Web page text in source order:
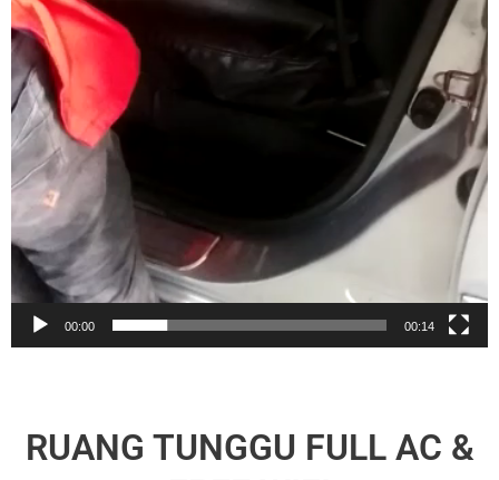
00:00 00:14
RUANG TUNGGU FULL AC &